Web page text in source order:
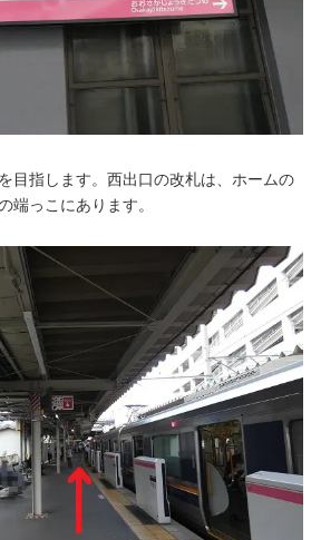
目指します。西出口の改札は、ホームの
端っこにあります。